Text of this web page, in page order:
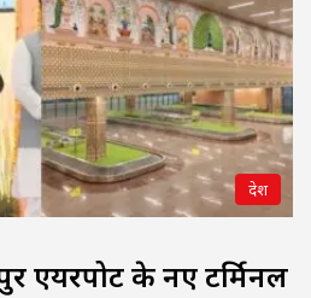
देश
एयरपोर्ट के नए टर्मिनल